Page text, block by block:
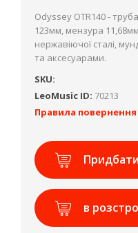
Odyssey OTR140 -
123мм, мензура
нержавіючої сталі,
та аксесуарами.
SKU:
LeoMusic ID: 70213
Правила
Придбати
в